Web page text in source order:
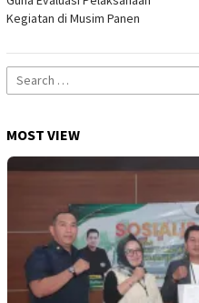
Kegiatan di Musim Panen
Search
for:
MOST VIEW